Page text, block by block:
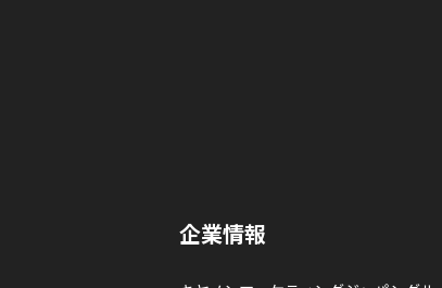
企業情報